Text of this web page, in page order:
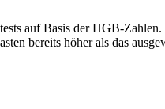
auf Basis der HGB-
bereits höher als das